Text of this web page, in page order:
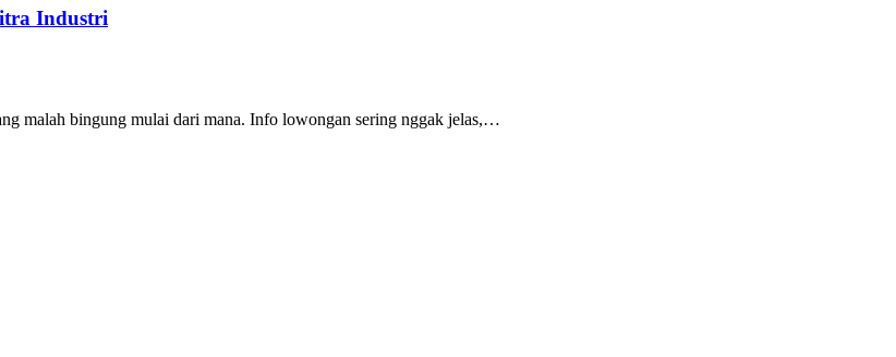
Industri
malah bingung mulai dari mana. Info lowongan sering nggak jelas,…